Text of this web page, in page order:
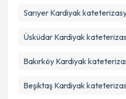
Sarıyer Kardiyak
Üsküdar Kardiyak
Bakırköy Kardiyak
Beşiktaş Kardiyak